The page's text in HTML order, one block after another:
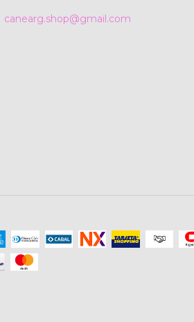
canearg.shop@gmail.com